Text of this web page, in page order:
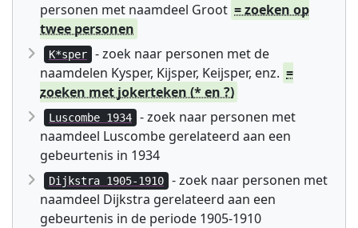
personen met naamdeel Groot = zoeken op
twee personen
K*sper
- zoek naar personen met de
naamdelen Kysper, Kijsper, Keijsper, enz. =
zoeken met jokerteken (* en ?)
Luscombe 1934
- zoek naar personen met
naamdeel Luscombe gerelateerd aan een
gebeurtenis in 1934
Dijkstra 1905-1910
- zoek naar personen met
naamdeel Dijkstra gerelateerd aan een
gebeurtenis in de periode 1905-1910